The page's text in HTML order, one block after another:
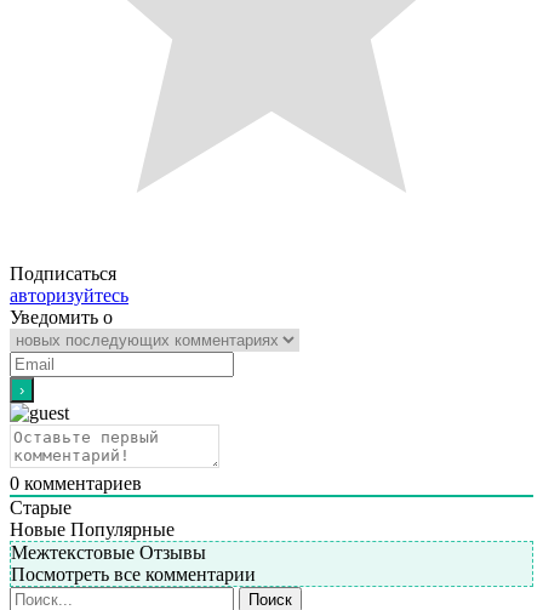
Подписаться
авторизуйтесь
Уведомить о
0 комментариев
Старые
Новые Популярные
Межтекстовые Отзывы
Посмотреть все комментарии